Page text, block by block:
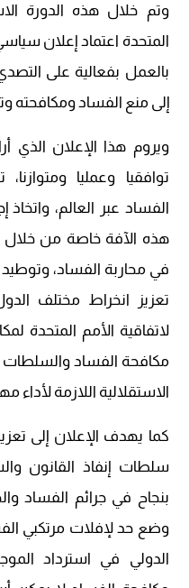
وتم خلال هذه الدورة
المتحدة اعتماد إعلان
بالعمل بفعالية على التصدي
إلى منع الفساد ومكافحته
ويروم هذا الإعلان الذي
توافقيا وعمليا
الفساد عبر العالم،
هذه الآفة خاصة من خلال
في محاربة الفساد،
تعزيز انخراط مختلف
لاتفاقية الأمم المتحدة
مكافحة الفساد
الاستقلالية اللازمة لأداء
كما يهدف الإعلان إلى
سلطات إنفاذ القانون
بنجاح في جرائم الفساد
وضع حد لإفلات مرتكبي
الدولي في استرداد